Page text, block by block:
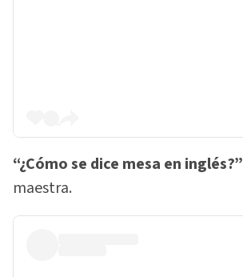
“¿Cómo se dice mesa en inglés?”
maestra.